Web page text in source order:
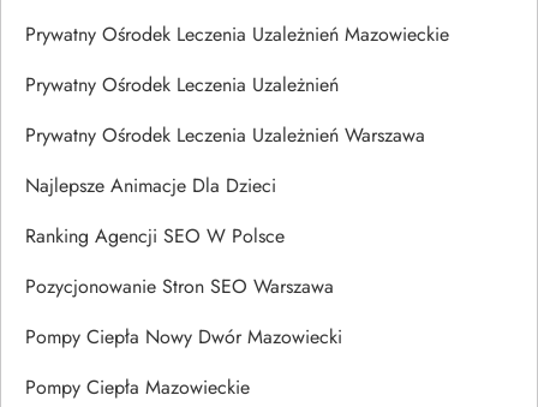
Prywatny Ośrodek Leczenia Uzależnień Mazowieckie
Prywatny Ośrodek Leczenia Uzależnień
Prywatny Ośrodek Leczenia Uzależnień Warszawa
Najlepsze Animacje Dla Dzieci
Ranking Agencji SEO W Polsce
Pozycjonowanie Stron SEO Warszawa
Pompy Ciepła Nowy Dwór Mazowiecki
Pompy Ciepła Mazowieckie